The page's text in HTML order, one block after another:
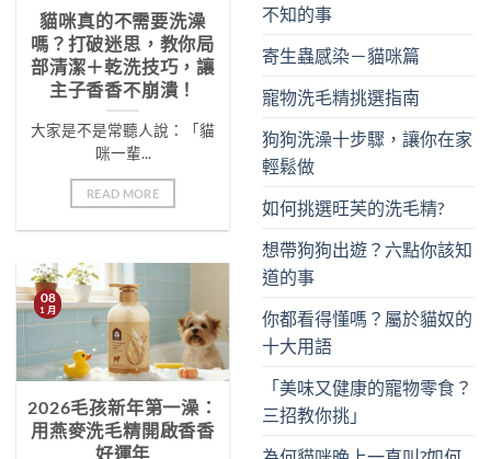
貓咪真的不需要洗澡
嗎？打破迷思，教你局
部清潔＋乾洗技巧，讓
主子香香不崩潰！
大家是不是常聽人說：「貓
咪一輩...
READ MORE
2026毛孩新年第一澡：
用燕麥洗毛精開啟香香
好運年
08
1 月
不知的事
寄生蟲感染－貓咪篇
寵物洗毛精挑選指南
狗狗洗澡十步驟，讓你在家
輕鬆做
如何挑選旺芙的洗毛精?
想帶狗狗出遊？六點你該知
道的事
你都看得懂嗎？屬於貓奴的
十大用語
「美味又健康的寵物零食？
三招教你挑」